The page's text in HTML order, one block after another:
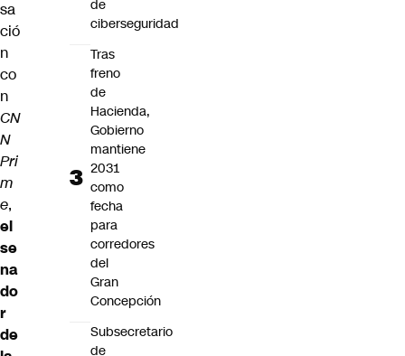
sa
ció
n
co
n
CN
N
Pri
m
e,
el
se
na
do
r
de
de
ciberseguridad
Tras
freno
de
Hacienda,
Gobierno
mantiene
2031
como
fecha
para
corredores
del
Gran
Concepción
Subsecretario
de